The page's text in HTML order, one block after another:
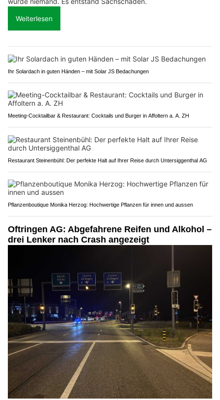
Weiterlesen
Ihr Solardach in guten Händen – mit Solar JS Bedachungen
Meeting-Cocktailbar & Restaurant: Cocktails und Burger in Affoltern a. A. ZH
Restaurant Steinenbühl: Der perfekte Halt auf Ihrer Reise durch Untersiggenthal AG
Pflanzenboutique Monika Herzog: Hochwertige Pflanzen für innen und aussen
Oftringen AG: Abgefahrene Reifen und Alkohol –
drei Lenker nach Crash angezeigt